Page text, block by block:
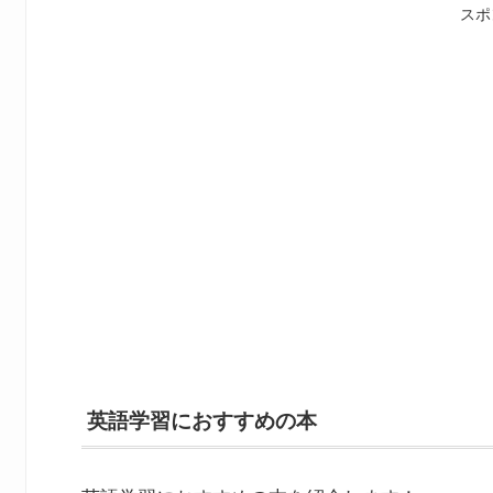
ス
英語学習におすすめの本